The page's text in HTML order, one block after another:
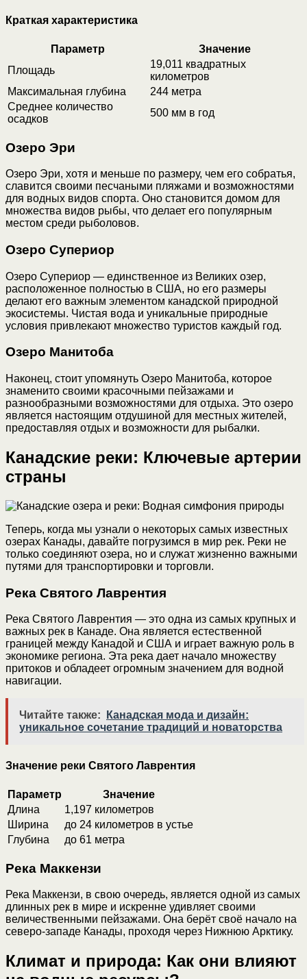
Краткая характеристика
Параметр
Значение
Площадь
19,011 квадратных
километров
Максимальная глубина
244 метра
Среднее количество
осадков
500 мм в год
Озеро Эри
Озеро Эри, хотя и меньше по размеру, чем его собратья,
славится своими песчаными пляжами и возможностями
для водных видов спорта. Оно становится домом для
множества видов рыбы, что делает его популярным
местом среди рыболовов.
Озеро Супериор
Озеро Супериор — единственное из Великих озер,
расположенное полностью в США, но его размеры
делают его важным элементом канадской природной
экосистемы. Чистая вода и уникальные природные
условия привлекают множество туристов каждый год.
Озеро Манитоба
Наконец, стоит упомянуть Озеро Манитоба, которое
знаменито своими красочными пейзажами и
разнообразными возможностями для отдыха. Это озеро
является настоящим отдушиной для местных жителей,
предоставляя отдых и возможности для рыбалки.
Канадские реки: Ключевые артерии
страны
Теперь, когда мы узнали о некоторых самых известных
озерах Канады, давайте погрузимся в мир рек. Реки не
только соединяют озера, но и служат жизненно важными
путями для транспортировки и торговли.
Река Святого Лаврентия
Река Святого Лаврентия — это одна из самых крупных и
важных рек в Канаде. Она является естественной
границей между Канадой и США и играет важную роль в
экономике региона. Эта река дает начало множеству
притоков и обладеет огромным значением для водной
навигации.
Читайте также:
Канадская мода и дизайн:
уникальное сочетание традиций и новаторства
Значение реки Святого Лаврентия
Параметр
Значение
Длина
1,197 километров
Ширина
до 24 километров в устье
Глубина
до 61 метра
Река Маккензи
Река Маккензи, в свою очередь, является одной из самых
длинных рек в мире и искренне удивляет своими
величественными пейзажами. Она берёт своё начало на
северо-западе Канады, проходя через Нижнюю Арктику.
Климат и природа: Как они влияют